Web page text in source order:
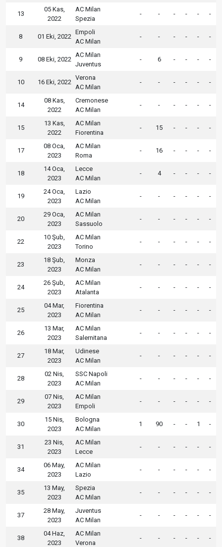
13
05 Kas,
2022
AC Milan
Spezia
- - - - - -
8 01 Eki, 2022
Empoli
AC Milan
- - - - - -
9 08 Eki, 2022
AC Milan
Juventus
- 6 - - - -
10 16 Eki, 2022
Verona
AC Milan
- - - - - -
14
08 Kas,
2022
Cremonese
AC Milan
- - - - - -
15
13 Kas,
2022
AC Milan
Fiorentina
- 15 - - - -
17
08 Oca,
2023
AC Milan
Roma
- 16 - - - -
18
14 Oca,
2023
Lecce
AC Milan
- 4 - - - -
19
24 Oca,
2023
Lazio
AC Milan
- - - - - -
20
29 Oca,
2023
AC Milan
Sassuolo
- - - - - -
22
10 Şub,
2023
AC Milan
Torino
- - - - - -
23
18 Şub,
2023
Monza
AC Milan
- - - - - -
24
26 Şub,
2023
AC Milan
Atalanta
- - - - - -
25
04 Mar,
2023
Fiorentina
AC Milan
- - - - - -
26
13 Mar,
2023
AC Milan
Salernitana
- - - - - -
27
18 Mar,
2023
Udinese
AC Milan
- - - - - -
28
02 Nis,
2023
SSC Napoli
AC Milan
- - - - - -
29
07 Nis,
2023
AC Milan
Empoli
- - - - - -
30
15 Nis,
2023
Bologna
AC Milan
1 90 - - 1 -
31
23 Nis,
2023
AC Milan
Lecce
- - - - - -
34
06 May,
2023
AC Milan
Lazio
- - - - - -
35
13 May,
2023
Spezia
AC Milan
- - - - - -
37
28 May,
2023
Juventus
AC Milan
- - - - - -
38
04 Haz,
2023
AC Milan
Verona
- - - - - -